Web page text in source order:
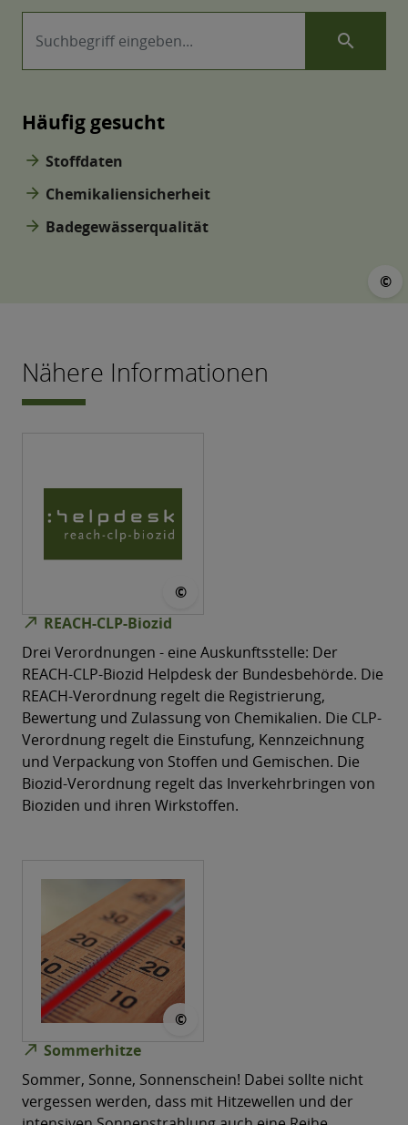
search
Häufig gesucht
arrow_forward Stoffdaten
arrow_forward Chemikaliensicherheit
arrow_forward Badegewässerqualität
©
Nähere Informationen
©
north_east REACH-CLP-Biozid
Drei Verordnungen - eine Auskunftsstelle: Der
REACH-CLP-Biozid Helpdesk der Bundesbehörde. Die
REACH-Verordnung regelt die Registrierung,
Bewertung und Zulassung von Chemikalien. Die CLP-
Verordnung regelt die Einstufung, Kennzeichnung
und Verpackung von Stoffen und Gemischen. Die
Biozid-Verordnung regelt das Inverkehrbringen von
Bioziden und ihren Wirkstoffen.
©
north_east Sommerhitze
Sommer, Sonne, Sonnenschein! Dabei sollte nicht
vergessen werden, dass mit Hitzewellen und der